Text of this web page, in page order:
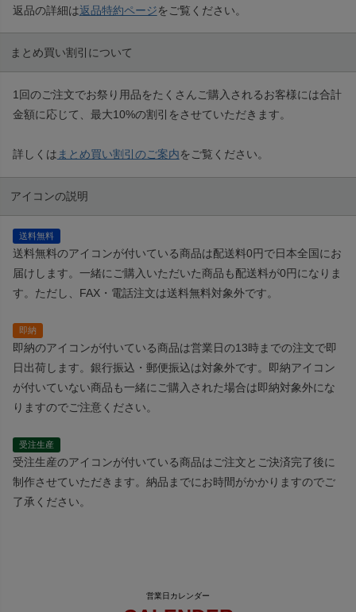
返品の詳細は返品特約ページをご覧ください。
まとめ買い割引について
1回のご注文でお祭り用品をたくさんご購入されるお客様には合計
金額に応じて、最大10%の割引をさせていただきます。
詳しくは まとめ買い割引のご案内をご覧ください。
アイコンの説明
送料無料
送料無料のアイコンが付いている商品は配送料0円で日本全国にお
届けします。一緒にご購入いただいた商品も配送料が0円になりま
す。ただし、FAX・電話注文は送料無料対象外です。
即納
即納のアイコンが付いている商品は営業日の13時までの注文で即
日出荷します。銀行振込・郵便振込は対象外です。即納アイコン
が付いていない商品も一緒にご購入された場合は即納対象外にな
りますのでご注意ください。
受注生産
受注生産のアイコンが付いている商品はご注文とご決済完了後に
制作させていただきます。納品までにお時間がかかりますのでご
了承ください。